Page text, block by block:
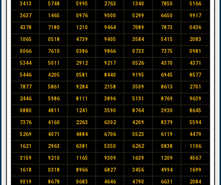
3413 5748 5995 2763 1340 7850 5166
3637 1465 0976 9000 5299 6650 9917
4378 7180 1210 9464 7089 7873 0436
1065 0518 4739 9405 3584 5415 2083
0066 7610 0386 9866 0733 7375 0981
5344 5011 2912 9217 0526 4370 4371
5446 4205 0581 8440 9195 6945 8577
7877 5861 9284 2158 3509 8613 2701
2446 5986 8111 3896 5131 8769 9639
0880 4811 1241 3590 8764 3930 8645
7376 4160 2263 6302 4209 8379 5594
5269 4071 4884 6706 5523 6119 4479
1621 2963 6381 5350 6262 0838 1106
3159 9210 1165 9309 1639 1209 4567
1618 0318 8966 6827 3456 4994 1699
9019 8678 0683 4646 4790 6631 2084